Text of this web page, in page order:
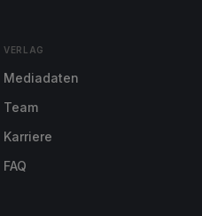
VERLAG
Mediadaten
Team
Karriere
FAQ